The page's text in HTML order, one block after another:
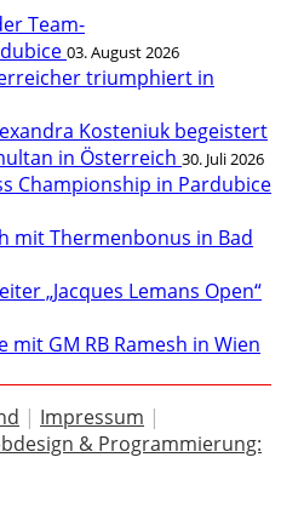
Team-
03. August 2026
triumphiert in
Kosteniuk begeistert
in Österreich 30. Juli 2026
Championship in Pardubice
mit Thermenbonus in Bad
„Jacques Lemans Open“
GM RB Ramesh in Wien
| Impressum |
& Programmierung: